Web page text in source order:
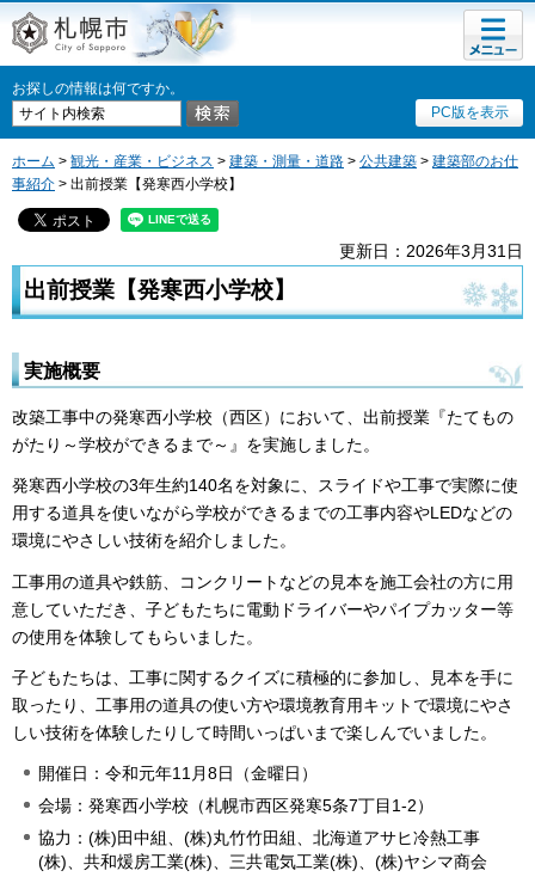
札幌市
お探しの情報は何ですか。
PC版を表示
メニュ
ー
ホーム > 観光・産業・ビジネス > 建築・測量・道路 > 公共建築 > 建築部のお仕
事紹介 > 出前授業【発寒西小学校】
更新日：2026年3月31日
出前授業【発寒西小学校】
実施概要
改築工事中の発寒西小学校（西区）において、出前授業『たてもの
がたり～学校ができるまで～』を実施しました。
発寒西小学校の3年生約140名を対象に、スライドや工事で実際に使
用する道具を使いながら学校ができるまでの工事内容やLEDなどの
環境にやさしい技術を紹介しました。
工事用の道具や鉄筋、コンクリートなどの見本を施工会社の方に用
意していただき、子どもたちに電動ドライバーやパイプカッター等
の使用を体験してもらいました。
子どもたちは、工事に関するクイズに積極的に参加し、見本を手に
取ったり、工事用の道具の使い方や環境教育用キットで環境にやさ
しい技術を体験したりして時間いっぱいまで楽しんでいました。
開催日：令和元年11月8日（金曜日）
会場：発寒西小学校（札幌市西区発寒5条7丁目1-2）
協力：(株)田中組、(株)丸竹竹田組、北海道アサヒ冷熱工事
(株)、共和煖房工業(株)、三共電気工業(株)、(株)ヤシマ商会